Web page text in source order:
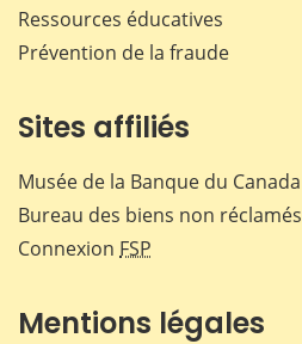
Ressources éducatives
Prévention de la fraude
Sites affiliés
Musée de la Banque du Canada
Bureau des biens non réclamés
Connexion FSP
Mentions légales